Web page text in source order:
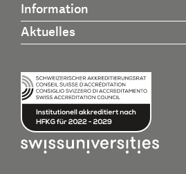
Information
Aktuelles